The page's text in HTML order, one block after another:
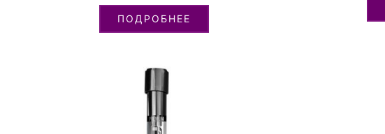
ПОДРОБНЕЕ